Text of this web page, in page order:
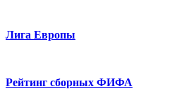
Лига Европы
Рейтинг сборных ФИФА